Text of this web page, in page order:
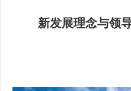
新发展理念与领